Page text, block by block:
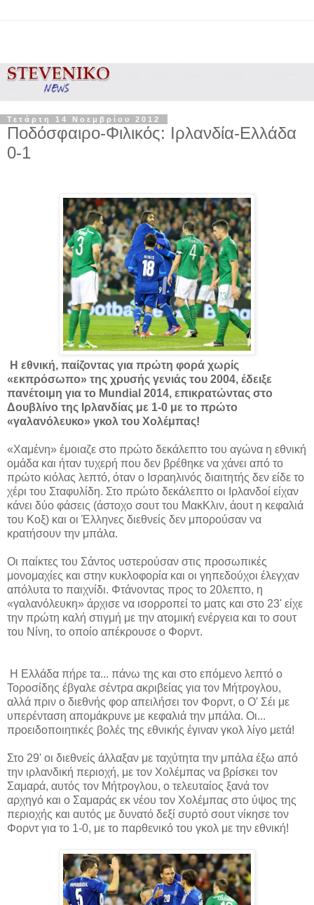
Τετάρτη 14 Νοεμβρίου 2012
Ποδόσφαιρο-Φιλικός: Ιρλανδία-Ελλάδα
0-1
Η εθνική, παίζοντας για πρώτη φορά χωρίς
«εκπρόσωπο» της χρυσής γενιάς του 2004, έδειξε
πανέτοιμη για το Mundial 2014, επικρατώντας στο
Δουβλίνο της Ιρλανδίας με 1-0 με το πρώτο
«γαλανόλευκο» γκολ του Χολέμπας!
«Χαμένη» έμοιαζε στο πρώτο δεκάλεπτο του αγώνα η εθνική
ομάδα και ήταν τυχερή που δεν βρέθηκε να χάνει από το
πρώτο κιόλας λεπτό, όταν ο Ισραηλινός διαιτητής δεν είδε το
χέρι του Σταφυλίδη. Στο πρώτο δεκάλεπτο οι Ιρλανδοί είχαν
κάνει δύο φάσεις (άστοχο σουτ του ΜακΚλιν, άουτ η κεφαλιά
του Κοξ) και οι Έλληνες διεθνείς δεν μπορούσαν να
κρατήσουν την μπάλα.
Οι παίκτες του Σάντος υστερούσαν στις προσωπικές
μονομαχίες και στην κυκλοφορία και οι γηπεδούχοι έλεγχαν
απόλυτα το παιχνίδι. Φτάνοντας προς το 20λεπτο, η
«γαλανόλευκη» άρχισε να ισορροπεί το ματς και στο 23' είχε
την πρώτη καλή στιγμή με την ατομική ενέργεια και το σουτ
του Νίνη, το οποίο απέκρουσε ο Φορντ.
Η Ελλάδα πήρε τα... πάνω της και στο επόμενο λεπτό ο
Τοροσίδης έβγαλε σέντρα ακριβείας για τον Μήτρογλου,
αλλά πριν ο διεθνής φορ απειλήσει τον Φορντ, ο Ο' Σέι με
υπερένταση απομάκρυνε με κεφαλιά την μπάλα. Οι...
προειδοποιητικές βολές της εθνικής έγιναν γκολ λίγο μετά!
Στο 29' οι διεθνείς άλλαξαν με ταχύτητα την μπάλα έξω από
την ιρλανδική περιοχή, με τον Χολέμπας να βρίσκει τον
Σαμαρά, αυτός τον Μήτρογλου, ο τελευταίος ξανά τον
αρχηγό και ο Σαμαράς εκ νέου τον Χολέμπας στο ύψος της
περιοχής και αυτός με δυνατό δεξί συρτό σουτ νίκησε τον
Φορντ για το 1-0, με το παρθενικό του γκολ με την εθνική!